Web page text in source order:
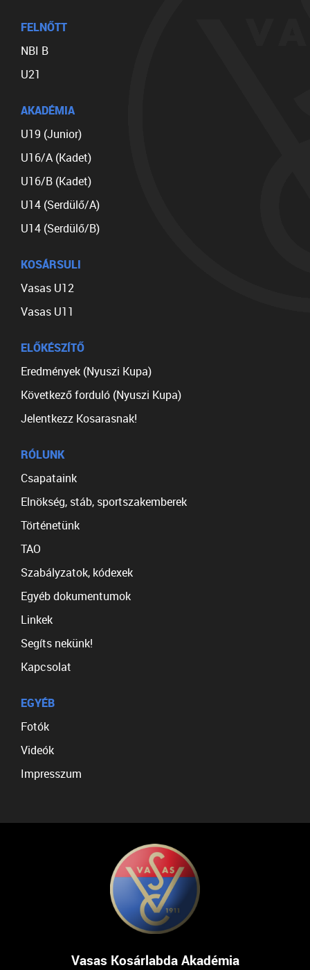
FELNŐTT
NBI B
U21
AKADÉMIA
U19 (Junior)
U16/A (Kadet)
U16/B (Kadet)
U14 (Serdülő/A)
U14 (Serdülő/B)
KOSÁRSULI
Vasas U12
Vasas U11
ELŐKÉSZÍTŐ
Eredmények (Nyuszi Kupa)
Következő forduló (Nyuszi Kupa)
Jelentkezz Kosarasnak!
RÓLUNK
Csapataink
Elnökség, stáb, sportszakemberek
Történetünk
TAO
Szabályzatok, kódexek
Egyéb dokumentumok
Linkek
Segíts nekünk!
Kapcsolat
EGYÉB
Fotók
Videók
Impresszum
Vasas Kosárlabda Akadémia